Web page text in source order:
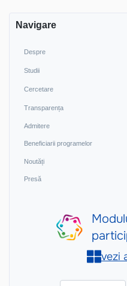
Navigare
Despre
Studii
Cercetare
Transparența
Admitere
Beneficiarii programelor
Noutăți
Presă